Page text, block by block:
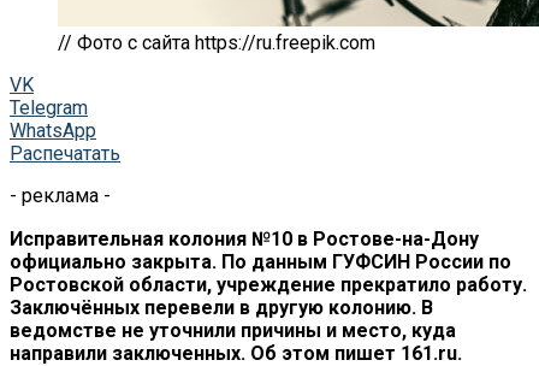
// Фото с сайта https://ru.freepik.com
VK
Telegram
WhatsApp
Распечатать
- реклама -
Исправительная колония №10 в Ростове-на-Дону
официально закрыта. По данным ГУФСИН России по
Ростовской области, учреждение прекратило работу.
Заключённых перевели в другую колонию. В
ведомстве не уточнили причины и место, куда
направили заключенных. Об этом пишет 161.ru.